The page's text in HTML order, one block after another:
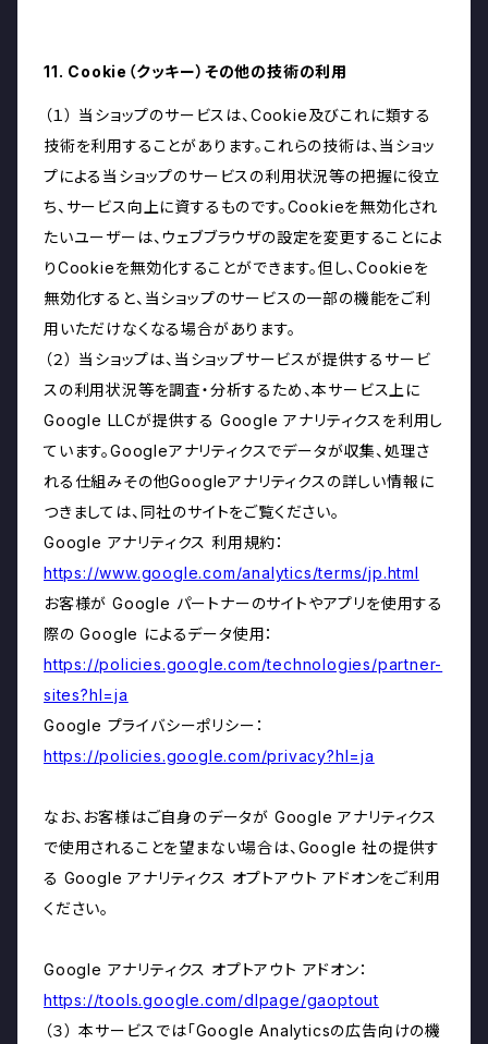
11. Cookie（クッキー）その他の技術の利用
（１） 当ショップのサービスは、Cookie及びこれに類する
技術を利用することがあります。これらの技術は、当ショッ
プによる当ショップのサービスの利用状況等の把握に役立
ち、サービス向上に資するものです。Cookieを無効化され
たいユーザーは、ウェブブラウザの設定を変更することによ
りCookieを無効化することができます。但し、Cookieを
無効化すると、当ショップのサービスの一部の機能をご利
用いただけなくなる場合があります。
（２） 当ショップは、当ショップサービスが提供するサービ
スの利用状況等を調査・分析するため、本サービス上に
Google LLCが提供する Google アナリティクスを利用し
ています。Googleアナリティクスでデータが収集、処理さ
れる仕組みその他Googleアナリティクスの詳しい情報に
つきましては、同社のサイトをご覧ください。
Google アナリティクス 利用規約：
https://www.google.com/analytics/terms/jp.html
お客様が Google パートナーのサイトやアプリを使用する
際の Google によるデータ使用：
https://policies.google.com/technologies/partner-
sites?hl=ja
Google プライバシーポリシー：
https://policies.google.com/privacy?hl=ja
なお、お客様はご自身のデータが Google アナリティクス
で使用されることを望まない場合は、Google 社の提供す
る Google アナリティクス オプトアウト アドオンをご利用
ください。
Google アナリティクス オプトアウト アドオン：
https://tools.google.com/dlpage/gaoptout
（３） 本サービスでは「Google Analyticsの広告向けの機